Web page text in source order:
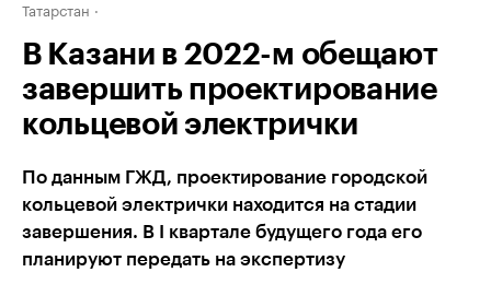
Татарстан
В Казани в 2022-м обещают
завершить проектирование
кольцевой электрички
По данным ГЖД, проектирование городской
кольцевой электрички находится на стадии
завершения. В I квартале будущего года его
планируют передать на экспертизу